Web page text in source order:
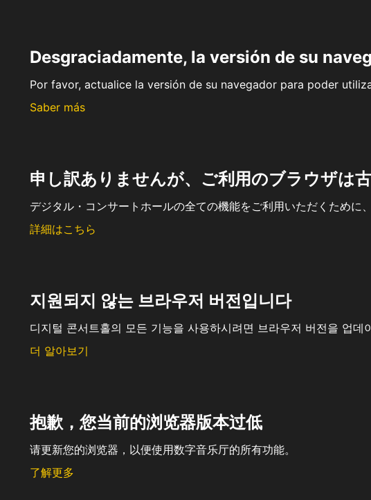
Desgraciadamente, la versión de su
Por favor, actualice la versión de su navegador para poder
Saber más
申し訳ありませんが、ご利用のブラウザは
デジタル・コンサートホールの全ての機能をご利用いただくために
詳細はこちら
지원되지 않는 브라우저 버전입니다
디지털 콘서트홀의 모든 기능을 사용하시려면 브라우저 버전을 업데
더 알아보기
抱歉，您当前的浏览器版本过低
请更新您的浏览器，以便使用数字音乐厅的所有功能。
了解更多